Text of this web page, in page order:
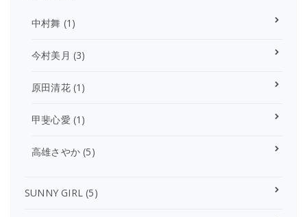
中村舞 (1)
今村美月 (3)
原田清花(1)
甲斐心愛 (1)
高雄さやか (5)
SUNNY GIRL (5)